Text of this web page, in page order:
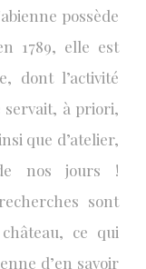
possède
1789, elle est
dont l’activité
à priori,
que d’atelier,
nos jours !
sont
ce qui
d’en savoir